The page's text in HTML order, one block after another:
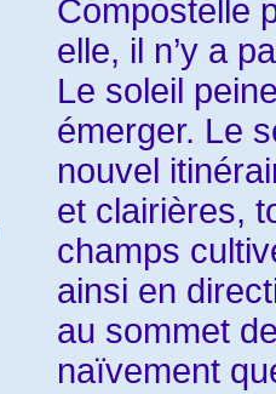
Compostelle
elle, il n’y a
Le soleil
émerger. Le
nouvel
et clairières,
champs
ainsi en
au sommet
naïvement